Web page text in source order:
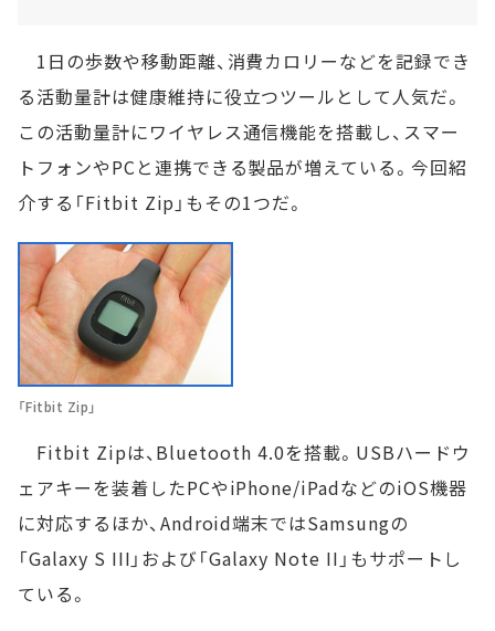
1日の歩数や移動距離、消費カロリーなどを記録でき
る活動量計は健康維持に役立つツールとして人気だ。
この活動量計にワイヤレス通信機能を搭載し、スマー
トフォンやPCと連携できる製品が増えている。今回紹
介する「Fitbit Zip」もその1つだ。
「Fitbit Zip」
Fitbit Zipは、Bluetooth 4.0を搭載。USBハードウ
ェアキーを装着したPCやiPhone/iPadなどのiOS機器
に対応するほか、Android端末ではSamsungの
「Galaxy S III」および「Galaxy Note II」もサポートし
ている。